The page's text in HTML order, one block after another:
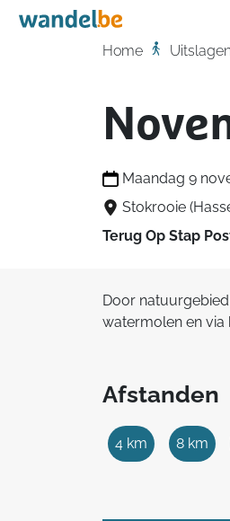
Home
Home Uitslagen
Maandag 9
Stokrooie
Terug Op Stap
Door
watermolen en via
Afstanden
4 km 8 km